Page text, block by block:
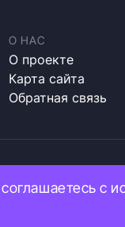
О НАС
О проекте
Карта сайта
Обратная связь
Как мы
с